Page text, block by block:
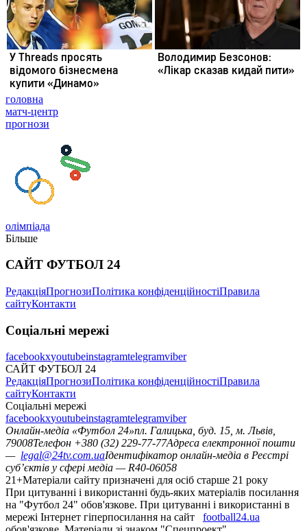
головна
матч-центр
прогнози
олімпіада
Більше
САЙТ ФУТБОЛ 24
РедакціяПрогнозиПолітика конфіденційностіПравила
сайтуКонтакти
Соціальні мережі
facebookxyoutubeinstagramtelegramviber
САЙТ ФУТБОЛ 24
РедакціяПрогнозиПолітика конфіденційностіПравила
сайтуКонтакти
Соціальні мережі
facebookxyoutubeinstagramtelegramviber
Онлайн-медіа «Футбол 24»пл. Галицька, буд. 15, м. Львів,
79008Телефон +380 (32) 229-77-77Адреса електронної пошти
— legal@24tv.com.uaІдентифікатор онлайн-медіа в Реєстрі
суб’єктів у сфері медіа — R40-06058
21+Матеріали сайту призначені для осіб старше 21 року
При цитуванні і використанні будь-яких матеріалів посилання
на "Футбол 24" обов'язкове. При цитуванні і використанні в
мережі Інтернет гіперпосилання на сайт
football24.ua